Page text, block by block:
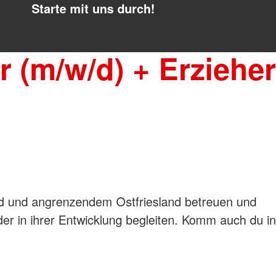
Betreuungsdienst
Starte mit uns durch!
(m/w/d) + Erzieher
angrenzendem Ostfriesland betreuen und
in ihrer Entwicklung begleiten. Komm auch du in